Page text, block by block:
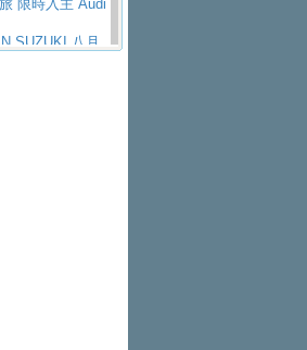
柏林24小時耐
純電跨界休旅
量翻倍 2026
限時入主 Audi
起及3 年乙式險
SUZUKI 八月